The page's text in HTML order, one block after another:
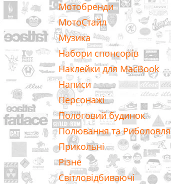
Мотобренди
МотоСтайл
Музика
Набори спонсорів
Наклейки для MacBook
Написи
Персонажі
Пологовий будинок
Полювання та Риболовля
Прикольні
Різне
Світловідбиваючі